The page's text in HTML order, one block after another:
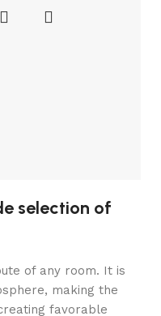
selection of
of any room. It is
making the
favorable